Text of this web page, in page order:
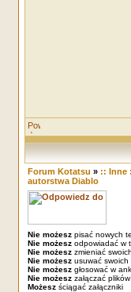
Forum Kotatsu » :: Inne
autorstwa Diablo
Nie możeszpisać nowych
Nie możeszodpowiadać w
Nie możeszzmieniać
Nie możeszusuwać swoich
Nie możeszgłosować w
Nie możeszzałączać plików
Możeszściągać załączniki